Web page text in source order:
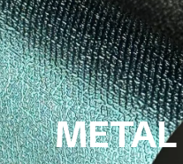
es el papel pintado
sostenible, sin PVC, con
METAL